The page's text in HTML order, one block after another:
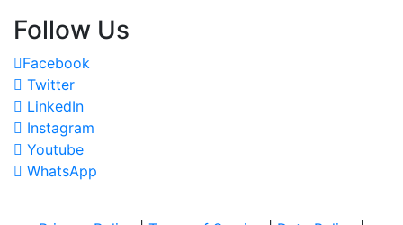
Follow Us
Facebook
Twitter
LinkedIn
Instagram
Youtube
WhatsApp